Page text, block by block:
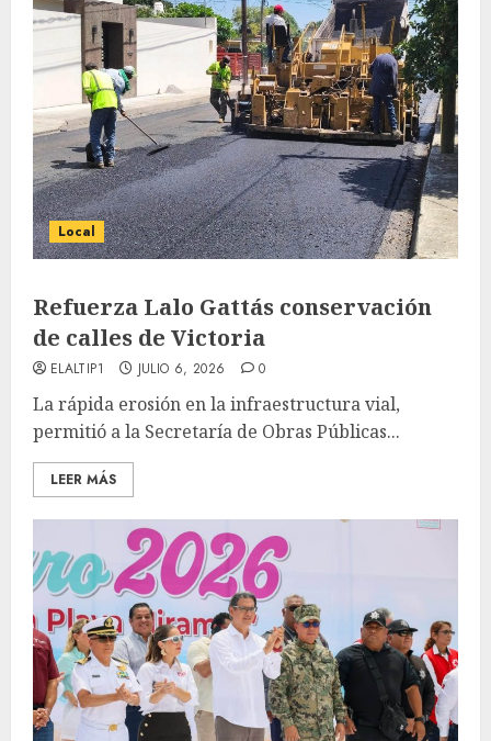
Local
Refuerza Lalo Gattás conservación
de calles de Victoria
ELALTIP1 JULIO 6, 2026 0
La rápida erosión en la infraestructura vial,
permitió a la Secretaría de Obras Públicas...
LEER MÁS